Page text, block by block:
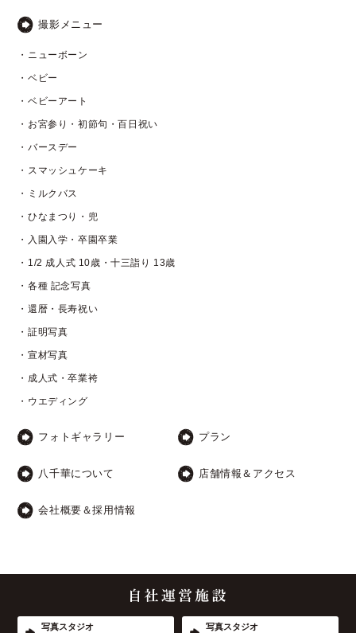
撮影メニュー
・ニューボーン
・ベビー
・ベビーアート
・お宮参り・初節句・百日祝い
・バースデー
・スマッシュケーキ
・ミルクバス
・ひなまつり・兜
・入園入学・卒園卒業
・1/2 成人式 10歳・十三詣り 13歳
・各種 記念写真
・還暦・長寿祝い
・証明写真
・宣材写真
・成人式・卒業袴
・ウエディング
フォトギャラリー プラン
八千華について 店舗情報＆アクセス
会社概要＆採用情報
写真スタジオ 写真スタジオ